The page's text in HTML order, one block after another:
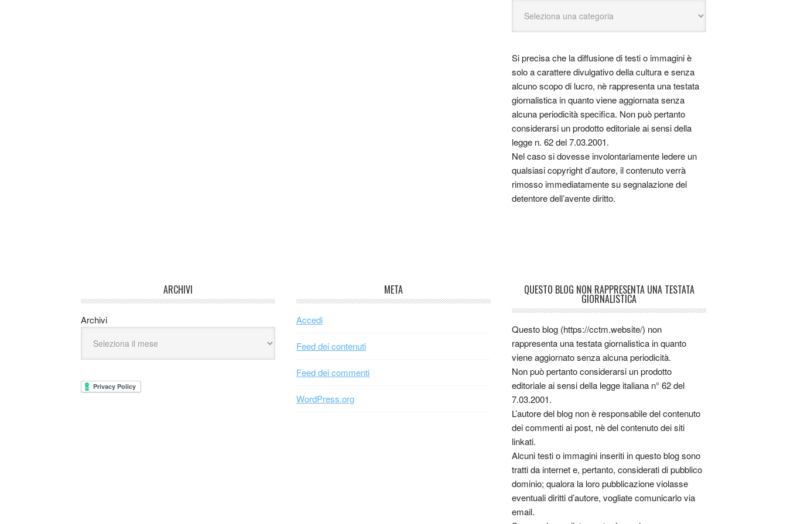
Si precisa che la diffusione di testi o immagini è
solo a carattere divulgativo della cultura e senza
alcuno scopo di lucro, nè rappresenta una testata
giornalistica in quanto viene aggiornata senza
alcuna periodicità specifica. Non può pertanto
considerarsi un prodotto editoriale ai sensi della
legge n. 62 del 7.03.2001.
Nel caso si dovesse involontariamente ledere un
qualsiasi copyright d’autore, il contenuto verrà
rimosso immediatamente su segnalazione del
detentore dell’avente diritto.
ARCHIVI
Archivi
META
Accedi
Feed dei contenuti
Feed dei commenti
WordPress.org
QUESTO BLOG NON RAPPRESENTA UNA TESTATA
GIORNALISTICA
Questo blog (https://cctm.website/) non
rappresenta una testata giornalistica in quanto
viene aggiornato senza alcuna periodicità.
Non può pertanto considerarsi un prodotto
editoriale ai sensi della legge italiana n° 62 del
7.03.2001.
L’autore del blog non è responsabile del contenuto
dei commenti ai post, nè del contenuto dei siti
linkati.
Alcuni testi o immagini inseriti in questo blog sono
tratti da internet e, pertanto, considerati di pubblico
dominio; qualora la loro pubblicazione violasse
eventuali diritti d’autore, vogliate comunicarlo via
email.